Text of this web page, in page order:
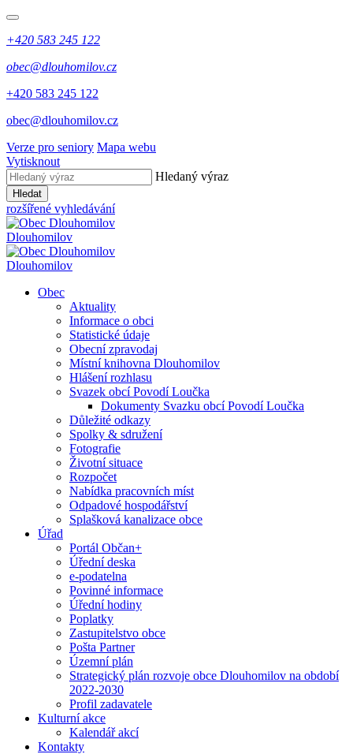
+420 583 245 122
obec@dlouhomilov.cz
+420 583 245 122
obec@dlouhomilov.cz
Verze pro seniory Mapa webu
Vytisknout
Hledaný výraz
Hledat
rozšířené vyhledávání
Dlouhomilov
Dlouhomilov
Obec
Aktuality
Informace o obci
Statistické údaje
Obecní zpravodaj
Místní knihovna Dlouhomilov
Hlášení rozhlasu
Svazek obcí Povodí Loučka
Dokumenty Svazku obcí Povodí Loučka
Důležité odkazy
Spolky & sdružení
Fotografie
Životní situace
Rozpočet
Nabídka pracovních míst
Odpadové hospodářství
Splašková kanalizace obce
Úřad
Portál Občan+
Úřední deska
e-podatelna
Povinné informace
Úřední hodiny
Poplatky
Zastupitelstvo obce
Pošta Partner
Územní plán
Strategický plán rozvoje obce Dlouhomilov na období
2022-2030
Profil zadavatele
Kulturní akce
Kalendář akcí
Kontakty